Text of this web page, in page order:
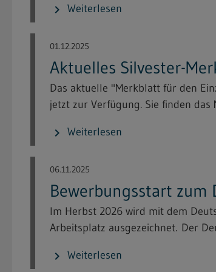
chevron_right Weiterlesen
01.12.2025
Aktuelles Silvester-
Das aktuelle "Merkblatt für den
jetzt zur Verfügung. Sie finden das
chevron_right Weiterlesen
06.11.2025
Bewerbungsstart zum
Im Herbst 2026 wird mit dem
Arbeitsplatz ausgezeichnet. Der
chevron_right Weiterlesen